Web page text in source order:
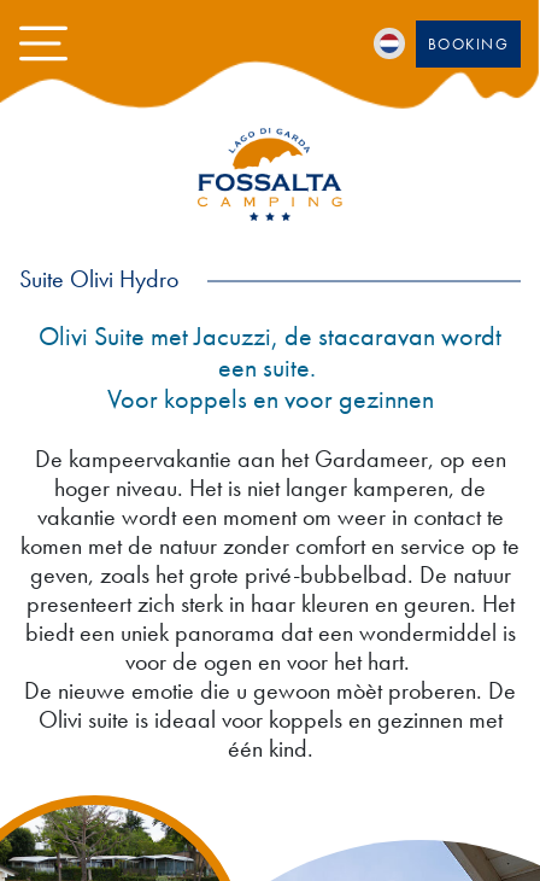
BOOKING
Suite Olivi Hydro
Olivi Suite met Jacuzzi, de stacaravan wordt
een suite.
Voor koppels en voor gezinnen
De kampeervakantie aan het Gardameer, op een
hoger niveau. Het is niet langer kamperen, de
vakantie wordt een moment om weer in contact te
komen met de natuur zonder comfort en service op te
geven, zoals het grote privé-bubbelbad. De natuur
presenteert zich sterk in haar kleuren en geuren. Het
biedt een uniek panorama dat een wondermiddel is
voor de ogen en voor het hart.
De nieuwe emotie die u gewoon mòèt proberen. De
Olivi suite is ideaal voor koppels en gezinnen met
één kind.